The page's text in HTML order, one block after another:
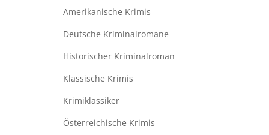
Amerikanische Krimis
Deutsche Kriminalromane
Historischer Kriminalroman
Klassische Krimis
Krimiklassiker
Österreichische Krimis